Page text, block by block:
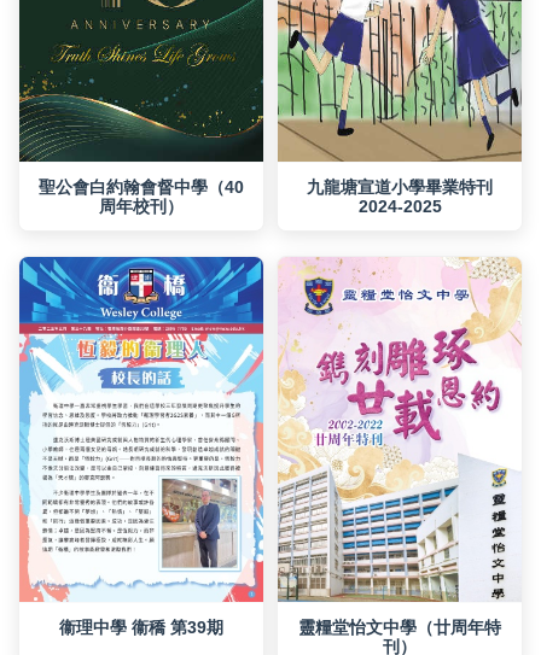
周年校刊） 2024-2025
衞理中學 衞穚 第39期
刊）